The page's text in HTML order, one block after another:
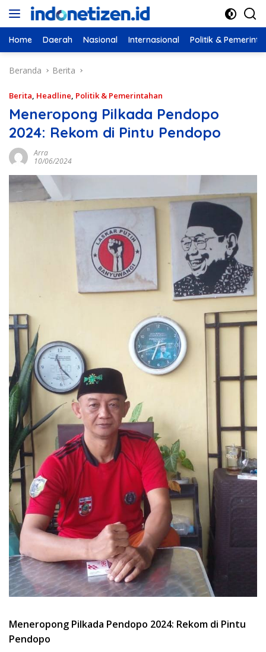
Langsung
Home Daerah Nasional Internasional Politik &
Beranda Berita
Berita, Headline, Politik & Pemerintahan
Meneropong Pilkada Pendopo
2024: Rekom di Pintu Pendopo
Arra
10/06/2024
Meneropong Pilkada Pendopo 2024: Rekom di Pintu
Pendopo